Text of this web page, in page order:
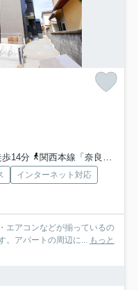
14分
関西本線「奈良」駅 徒歩19分
インターネット対応
エアコンなどが揃っているの
。アパートの周辺に... もっと